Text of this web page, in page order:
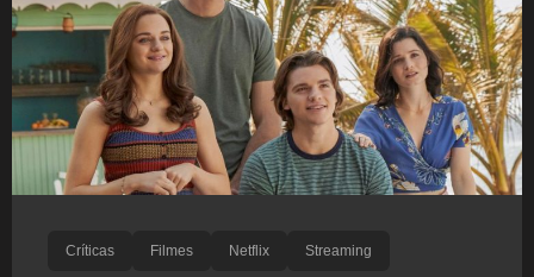
Críticas Filmes Netflix Streaming